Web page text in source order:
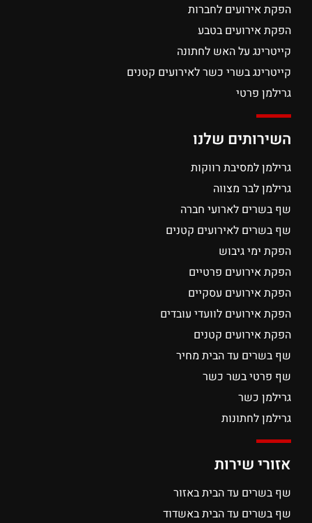
הפקת אירועים לחברות
הפקת אירועים בטבע
קייטרינג על האש לחתונה
קייטרינג בשרי כשר לאירועים קטנים
גרילמן פרטי
השירותים שלנו
גרילמן למסיבת רווקות
גרילמן לבר מצווה
שף בשרים לארועי חברה
שף בשרים לאירועים קטנים
הפקת ימי גיבוש
הפקת אירועים פרטיים
הפקת אירועים עסקיים
הפקת אירועים לוועדי עובדים
הפקת אירועים קטנים
שף בשרים עד הבית מחיר
שף פרטי בשר כשר
גרילמן כשר
גרילמן לחתונות
אזורי שירות
שף בשרים עד הבית באזור
שף בשרים עד הבית באשדוד